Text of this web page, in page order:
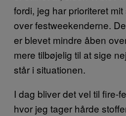
fordi, jeg har prioriteret
over festweekenderne.
er blevet mindre åben
mere tilbøjelig til at sige
står i situationen.
I dag bliver det vel til fire-
hvor jeg tager hårde